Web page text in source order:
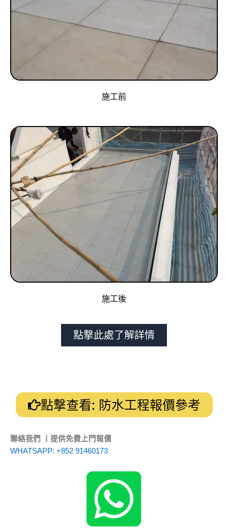
施工前
施工後
點撃此處了解詳情
點撃查看: 防水工程報價參考
聯絡我們 丨提供免費上門報價
WHATSAPP: +852 91460173